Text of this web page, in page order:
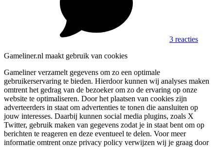
3 reacties
Gameliner.nl maakt gebruik van cookies
Gameliner verzamelt gegevens om zo een optimale
gebruikerservaring te bieden. Hierdoor kunnen wij analyses maken
omtrent het gedrag van de bezoeker om zo de ervaring op onze
website te optimaliseren. Door het plaatsen van cookies zijn
adverteerders in staat om advertenties te tonen die aansluiten op
jouw interesses. Daarbij kunnen social media plugins, zoals X
Twitter, gebruik maken van gegevens zodat je in staat bent om op
berichten te reageren en deze eventueel te delen. Voor meer
informatie omtrent onze privacy policy verwijzen wij je graag door